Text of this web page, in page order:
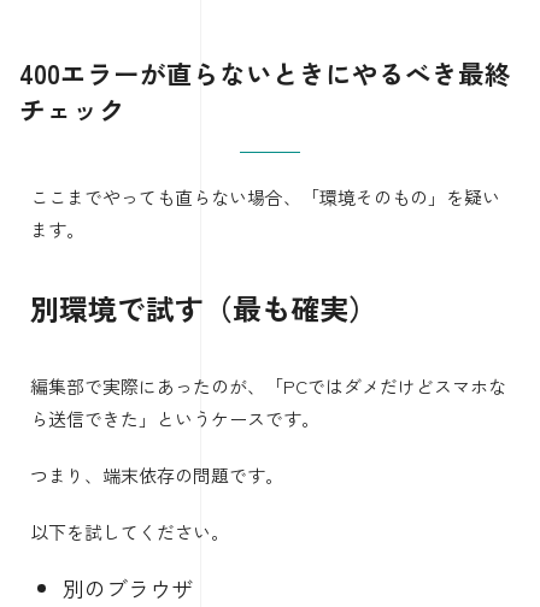
400エラーが直らないときにやるべき最終
チェック
ここまでやっても直らない場合、「環境そのもの」を疑い
ます。
別環境で試す（最も確実）
編集部で実際にあったのが、「PCではダメだけどスマホな
ら送信できた」というケースです。
つまり、端末依存の問題です。
以下を試してください。
別のブラウザ